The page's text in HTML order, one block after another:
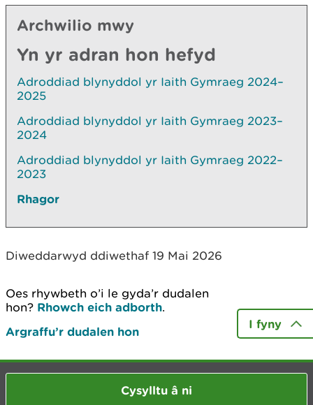
Archwilio mwy
Yn yr adran hon hefyd
Adroddiad blynyddol yr Iaith Gymraeg 2024–
2025
Adroddiad blynyddol yr Iaith Gymraeg 2023–
2024
Adroddiad blynyddol yr Iaith Gymraeg 2022–
2023
Rhagor
Diweddarwyd ddiwethaf 19 Mai 2026
Oes rhywbeth o’i le gyda’r dudalen
hon? Rhowch eich adborth.
Argraffu’r dudalen hon
I fyny
Cysylltu â ni